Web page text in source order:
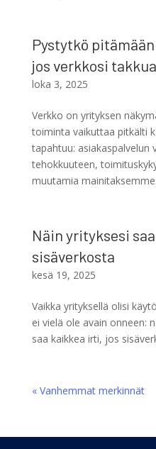
Pystytkö
jos verkkosi
loka 3, 2025
Verkko on yrityksen
toiminta vaikuttaa pitkälti
tapahtuu: asiakaspalvelun
tehokkuuteen,
muutamia mainitaksemme.
Näin yrityksesi
sisäverkosta
kesä 19, 2025
Vaikka yrityksellä olisi
ei vielä ole avain onneen:
saa kaikkea irti, jos
« Vanhemmat merkinnät